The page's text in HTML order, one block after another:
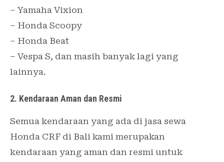
– Yamaha Vixion
– Honda Scoopy
– Honda Beat
– Vespa S, dan masih banyak lagi yang
lainnya.
2. Kendaraan Aman dan Resmi
Semua kendaraan yang ada di jasa sewa
Honda CRF di Bali kami merupakan
kendaraan yang aman dan resmi untuk